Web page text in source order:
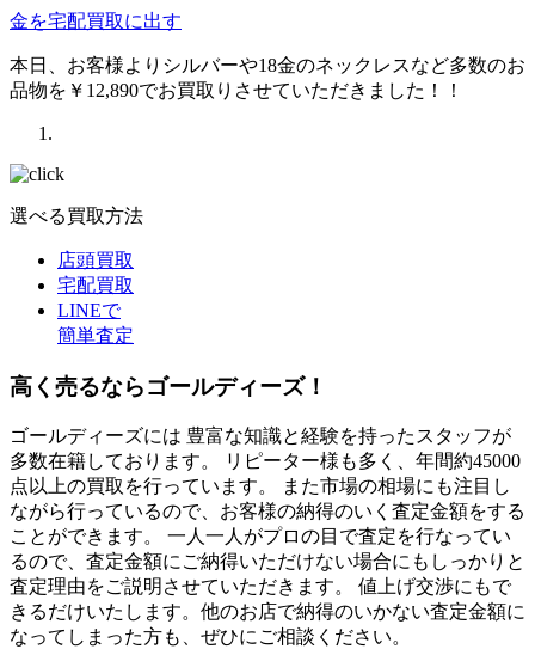
金を宅配買取に出す
本日、お客様よりシルバーや18金のネックレスなど多数のお
品物を￥12,890でお買取りさせていただきました！！
選べる買取方法
店頭買取
宅配買取
LINEで
簡単査定
高く売るならゴールディーズ！
ゴールディーズには 豊富な知識と経験を持ったスタッフが
多数在籍しております。 リピーター様も多く、年間約45000
点以上の買取を行っています。 また市場の相場にも注目し
ながら行っているので、お客様の納得のいく査定金額をする
ことができます。 一人一人がプロの目で査定を行なってい
るので、査定金額にご納得いただけない場合にもしっかりと
査定理由をご説明させていただきます。 値上げ交渉にもで
きるだけいたします。他のお店で納得のいかない査定金額に
なってしまった方も、ぜひにご相談ください。